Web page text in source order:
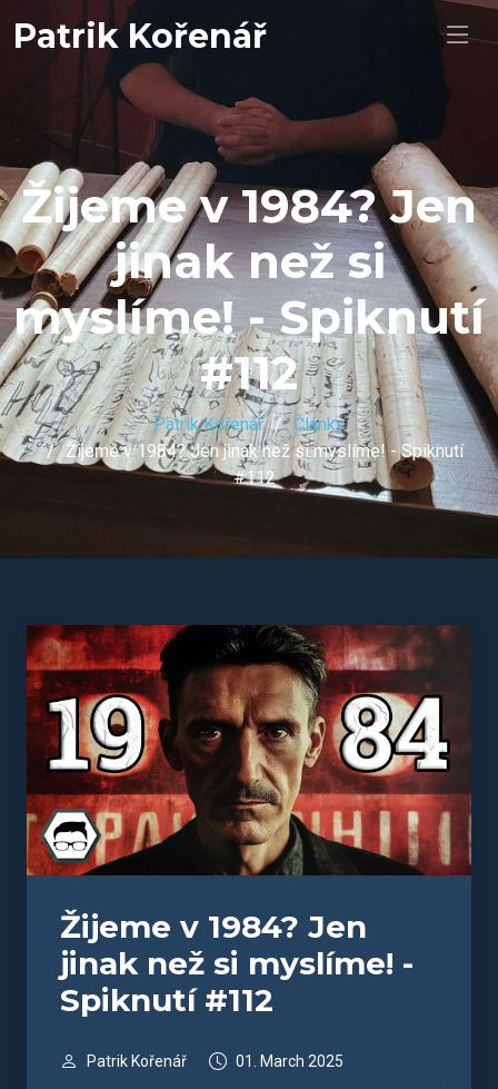
Patrik Kořenář
Žijeme v 1984? Jen
jinak než si
myslíme! - Spiknutí
#112
Patrik Kořenář
Články
Žijeme v 1984? Jen jinak než si myslíme! - Spiknutí
#112
Žijeme v 1984? Jen
jinak než si myslíme! -
Spiknutí #112
Patrik Kořenář 01. March 2025